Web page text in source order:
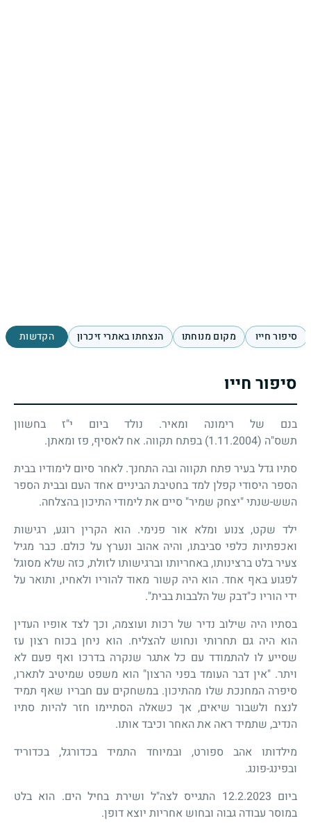
סיפור חייו מקום מנוחתו הנצחתו באתרי זיכרון הקדשות
סיפור חייו
בנם של רימונה ומאיר. נולד ביום י"ז בחשוון
תשס"ה (1.11.2004) בפתח תקווה. אח לאסיף, פז ומאתן.
סתיו גדל בעיר פתח תקווה ובה התחנך. לאחר סיום לימודיו בבית
הספר היסודי קפלן למד בחטיבת הביניים אחד העם ובבית הספר
השש-שנתי "יצחק שמיר" סיים את לימודי התיכון בהצלחה.
ילד שקט, צנוע ומלא אור פנימי. הוא הקרין רוגע, רגישות
ואכפתיות כלפי סביבתו, והיה אהוב ונערץ על כולם. כבר מגיל
צעיר בלט ברצינותו, באחריותו וברגישותו לזולת, כזה שלא מסוגל
לפגוע באף אחד. הוא היה קשור מאוד להוריו ולאחיו, ותואר על
ידי הוריו כ"דבק של הלבבות בבית".
בסתיו היה שילוב נדיר של רכות ועוצמה, וכך לצד אופיו העדין
הוא היה גם תחרותי ונחוש להצליח. הוא ניחן בכוח רצון עז
שסייע לו להתמודד עם כל אתגר שנקרה בדרכו ואף פעם לא
ויתר. "אין דבר העומד בפני הרצון" הוא משפט שמיטיב לתארו,
סיפרה המחנכת שלו מהתיכון. במשחקים עם חבריו שאף תמיד
לנצח ולשבור שיאים, אך כשאלה הסתיימו חזר להיות סתיו
הנדיב, שתמיד ראה את האחר וכיבד אותו.
מילדותו אהב ספורט, ובמיוחד התמיד בכדורגל, בכדוריד
ובפינג-פונג.
ביום 12.2.2023 התגייס לצה"ל ושירת בחיל הים. הוא בלט
במוסר עבודה גבוה ובחוש אחריות יוצא דופן.